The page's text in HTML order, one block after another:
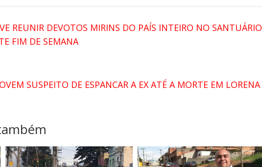
REUNIR DEVOTOS MIRINS DO PAÍS INTEIRO NO SANTUÁRIO
FIM DE SEMANA
SUSPEITO DE ESPANCAR A EX ATÉ A MORTE EM LORENA